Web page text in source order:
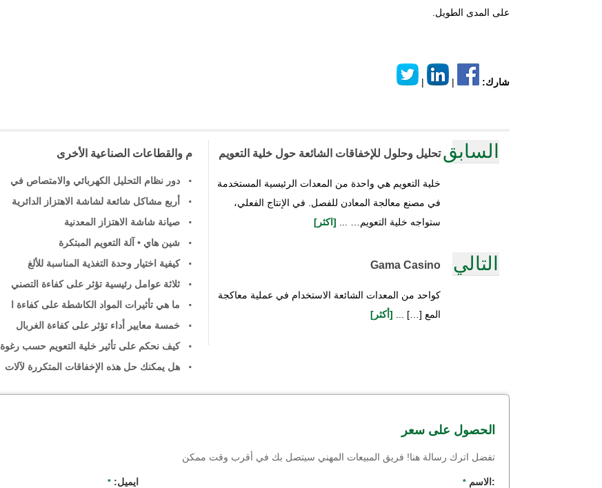
على المدى الطويل.
شارك: |
|
السابق تحليل وحلول للإخفاقات الشائعة حول خلية التعويم
خلية التعويم هي واحدة من المعدات الرئيسية المستخدمة
في مصنع معالجة المعادن للفصل. في الإنتاج الفعلي،
ستواجه خلية التعويم… ...
[اكثر]
التالي Gama Casino
كواحد من المعدات الشائعة الاستخدام في عملية معاكجة
المع […] ...
[أكثر]
م والقطاعات الصناعية الأخرى
دور نظام التحليل الكهربائي والامتصاص في
أربع مشاكل شائعة لشاشة الاهتزاز الدائرية
صيانة شاشة الاهتزاز المعدنية
شين هاي • آلة التعويم المبتكرة
كيفية اختيار وحدة التغذية المناسبة للألغ
ثلاثة عوامل رئيسية تؤثر على كفاءة التصني
ما هي تأثيرات المواد الكاشطة على كفاءة ا
خمسة معايير أداء تؤثر على كفاءة الغربال
كيف نحكم على تأثير خلية التعويم حسب رغوة
هل يمكنك حل هذه الإخفاقات المتكررة لآلات
الحصول على سعر
تفضل اترك رسالة هنا! فريق المبيعات المهني سيتصل بك في أقرب وقت ممكن
:الاسم* ايميل: *